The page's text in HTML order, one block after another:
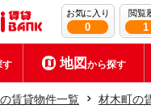
お気に入り
0
閲覧
1
す 地図から探す
賃貸物件一覧 材木町の